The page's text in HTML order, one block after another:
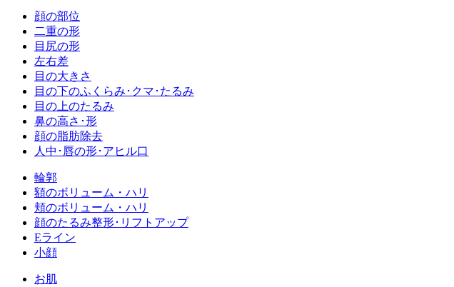
顔の部位
二重の形
目尻の形
左右差
目の大きさ
目の下のふくらみ･クマ･たるみ
目の上のたるみ
鼻の高さ･形
顔の脂肪除去
人中･唇の形･アヒル口
輪郭
額のボリューム・ハリ
頬のボリューム・ハリ
顔のたるみ整形･リフトアップ
Eライン
小顔
お肌